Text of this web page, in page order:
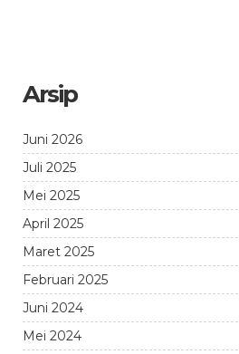
Arsip
Juni 2026
Juli 2025
Mei 2025
April 2025
Maret 2025
Februari 2025
Juni 2024
Mei 2024